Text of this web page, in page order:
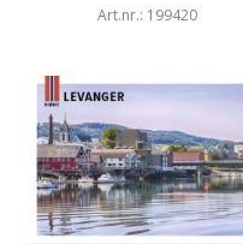
Art.nr.: 199420